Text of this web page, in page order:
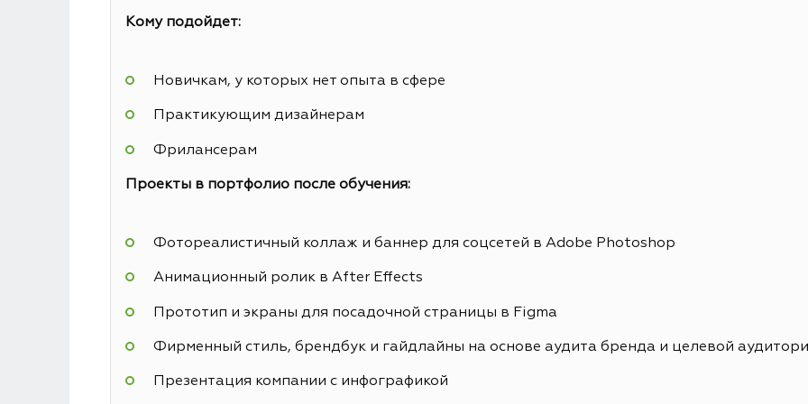
Кому подойдет:
Новичкам, у которых нет опыта в сфере
Практикующим дизайнерам
Фрилансерам
Проекты в портфолио после обучения:
Фотореалистичный коллаж и баннер для соцсетей в Adobe Photoshop
Анимационный ролик в After Effects
Прототип и экраны для посадочной страницы в Figma
Фирменный стиль, брендбук и гайдлайны на основе аудита бренда и целевой
Презентация компании с инфографикой